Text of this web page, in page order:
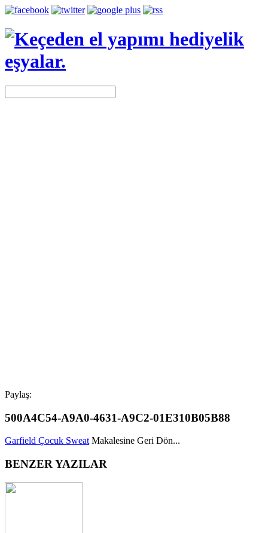
Paylaş:
500A4C54-A9A0-4631-A9C2-01E310B05B88
Garfield Çocuk Sweat Makalesine Geri Dön...
BENZER YAZILAR